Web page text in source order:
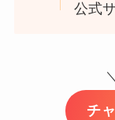
公式
＼
チ